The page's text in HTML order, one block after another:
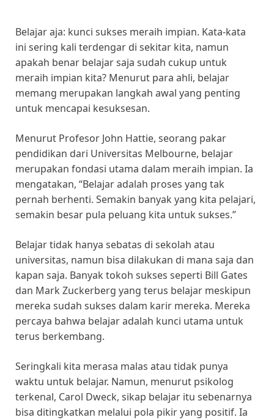
Belajar aja: kunci sukses meraih impian. Kata-kata
ini sering kali terdengar di sekitar kita, namun
apakah benar belajar saja sudah cukup untuk
meraih impian kita? Menurut para ahli, belajar
memang merupakan langkah awal yang penting
untuk mencapai kesuksesan.
Menurut Profesor John Hattie, seorang pakar
pendidikan dari Universitas Melbourne, belajar
merupakan fondasi utama dalam meraih impian. Ia
mengatakan, “Belajar adalah proses yang tak
pernah berhenti. Semakin banyak yang kita pelajari,
semakin besar pula peluang kita untuk sukses.”
Belajar tidak hanya sebatas di sekolah atau
universitas, namun bisa dilakukan di mana saja dan
kapan saja. Banyak tokoh sukses seperti Bill Gates
dan Mark Zuckerberg yang terus belajar meskipun
mereka sudah sukses dalam karir mereka. Mereka
percaya bahwa belajar adalah kunci utama untuk
terus berkembang.
Seringkali kita merasa malas atau tidak punya
waktu untuk belajar. Namun, menurut psikolog
terkenal, Carol Dweck, sikap belajar itu sebenarnya
bisa ditingkatkan melalui pola pikir yang positif. Ia